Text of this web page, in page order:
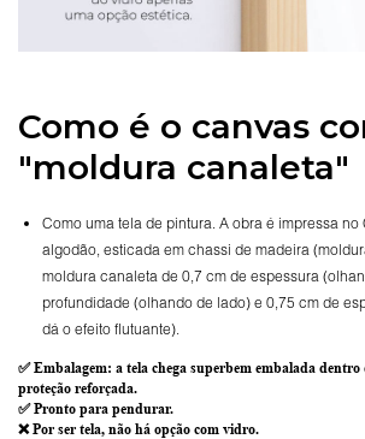
Como é o canvas
"moldura canaleta"
Como uma tela de pintura. A obra é impressa
algodão, esticada em chassi de madeira
moldura canaleta de 0,7 cm de espessura
profundidade (olhando de lado) e 0,75 cm de
dá o efeito flutuante).
✅Embalagem: a tela chega superbem embalada dentro
proteção reforçada.
✅Pronto para pendurar.
❌ Por ser tela, não há opção com vidro.